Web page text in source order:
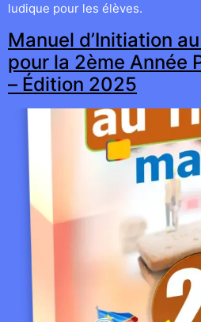
ludique pour les élèves.
Manuel d’Initiation
pour la 2ème Année
– Édition 2025